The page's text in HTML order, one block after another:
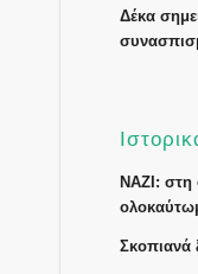
Δέκα
ΝΑΖΙ: στη
Σκοπιανά